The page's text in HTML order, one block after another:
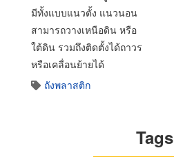
มีทั้งแบบแนวตั้ง แนวนอน
สามารถวางเหนือดิน หรือ
ใต้ดิน รวมถึงติดตั้งได้ถาวร
หรือเคลื่อนย้ายได้
ถังพลาสติก
Tags